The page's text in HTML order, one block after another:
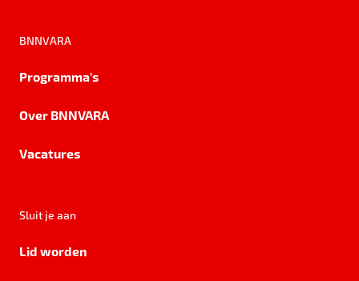
BNNVARA
Programma's
Over BNNVARA
Vacatures
Sluit je aan
Lid worden